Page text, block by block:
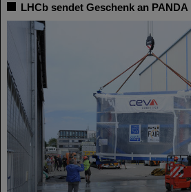
LHCb sendet Geschenk an PANDA